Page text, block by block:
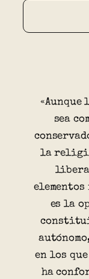
«Aunque
sea
la
es la
en los
ha